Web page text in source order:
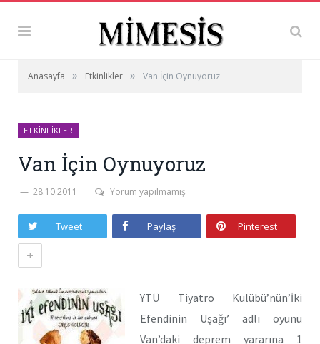
Anasayfa » Etkinlikler » Van İçin Oynuyoruz
ETKINLIKLER
Van İçin Oynuyoruz
28.10.2011 Yorum yapılmamış
Tweet Paylaş Pinterest
+
YTÜ Tiyatro Kulübü’nün’İki
Efendinin Uşağı’ adlı oyunu
Van’daki deprem yararına 1